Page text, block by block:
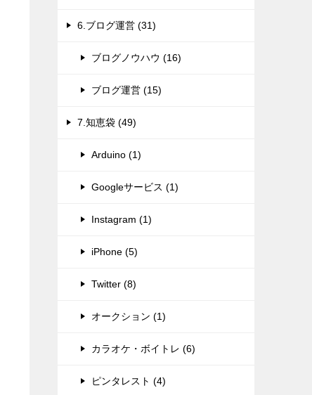
6.ブログ運営 (31)
ブログノウハウ (16)
ブログ運営 (15)
7.知恵袋 (49)
Arduino (1)
Googleサービス (1)
Instagram (1)
iPhone (5)
Twitter (8)
オークション (1)
カラオケ・ボイトレ (6)
ピンタレスト (4)